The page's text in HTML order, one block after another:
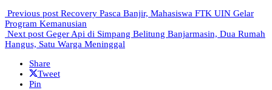
Previous post Recovery Pasca Banjir, Mahasiswa FTK UIN Gelar
Program Kemanusian
Next post Geger Api di Simpang Belitung Banjarmasin, Dua Rumah
Hangus, Satu Warga Meninggal
Share
Tweet
Pin